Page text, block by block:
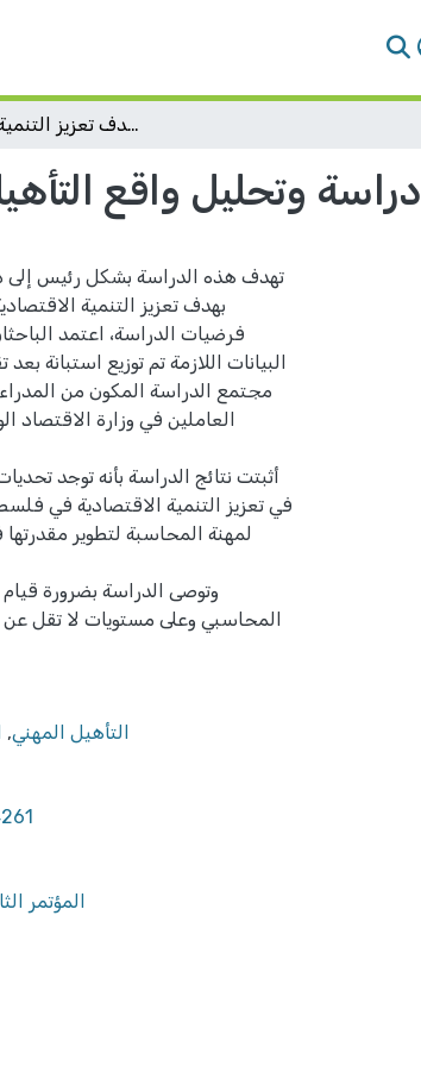
دراسة وتحليل واقع التأهيل المهني المحاسبي بهدف تعزيز التنمية الاقتصادية
دراسة وتحليل واقع
تهدف هذه الدراسة بشكل رئيس إلى
بهدف تعزيز التنمية
فرضيات الدراسة، اعتمد
البيانات اللازمة تم توزيع
مجتمع الدراسة المكون من المدراء
أثبتت نتائج الدراسة بأنه توجد
لمهنة المحاسبة لتطوير
وتوصى الدراسة بضرورة
المحاسبي وعلى مستويات لا تقل عن
التأهيل المهني,
المؤتمر